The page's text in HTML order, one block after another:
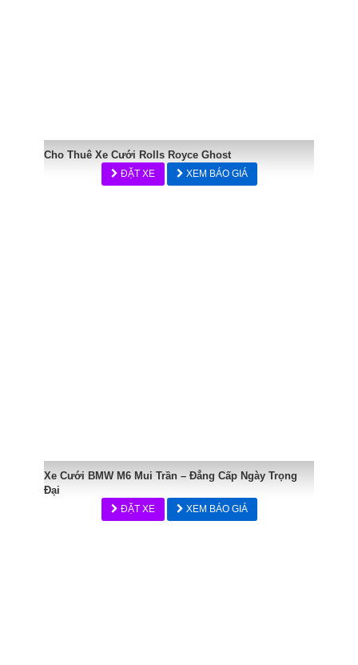
Cho Thuê Xe Cưới Rolls Royce Ghost
ĐẶT XE XEM BÁO GIÁ
Xe Cưới BMW M6 Mui Trần – Đẳng Cấp Ngày Trọng
Đại
ĐẶT XE XEM BÁO GIÁ